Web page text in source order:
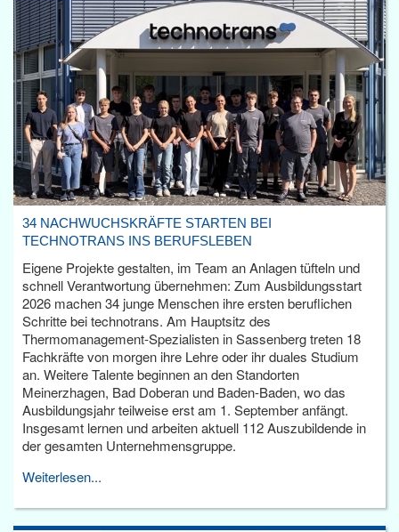
34 NACHWUCHSKRÄFTE STARTEN BEI
TECHNOTRANS INS BERUFSLEBEN
Eigene Projekte gestalten, im Team an Anlagen tüfteln und
schnell Verantwortung übernehmen: Zum Ausbildungsstart
2026 machen 34 junge Menschen ihre ersten beruflichen
Schritte bei technotrans. Am Hauptsitz des
Thermomanagement-Spezialisten in Sassenberg treten 18
Fachkräfte von morgen ihre Lehre oder ihr duales Studium
an. Weitere Talente beginnen an den Standorten
Meinerzhagen, Bad Doberan und Baden-Baden, wo das
Ausbildungsjahr teilweise erst am 1. September anfängt.
Insgesamt lernen und arbeiten aktuell 112 Auszubildende in
der gesamten Unternehmensgruppe.
Weiterlesen...